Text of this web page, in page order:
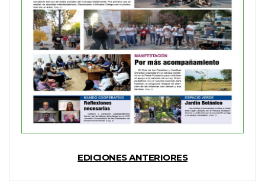
EDICIONES ANTERIORES